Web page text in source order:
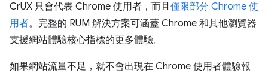
CrUX 只會代表 Chrome 使用者，而且僅限部分 Chrome 使
用者。完整的 RUM 解決方案可涵蓋 Chrome 和其他瀏覽器
支援網站體驗核心指標的更多體驗。
如果網站流量不足，就不會出現在 Chrome 使用者體驗報